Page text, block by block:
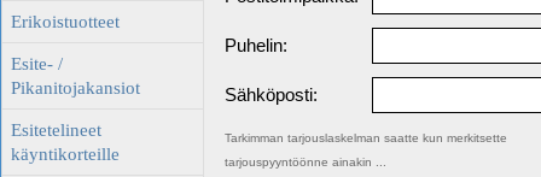
Erikoistuotteet
Esite- /
Pikanitojakansiot
Esitetelineet
käyntikorteille
Puhelin:
Sähköposti:
Tarkimman tarjouslaskelman saatte kun merkitsette
tarjouspyyntöönne ainakin ...